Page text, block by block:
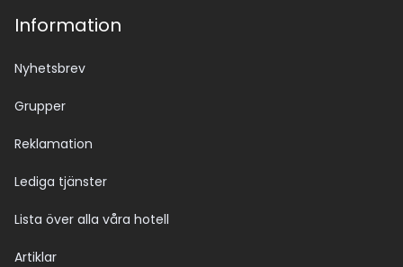
Information
Nyhetsbrev
Grupper
Reklamation
Lediga tjänster
Lista över alla våra hotell
Artiklar